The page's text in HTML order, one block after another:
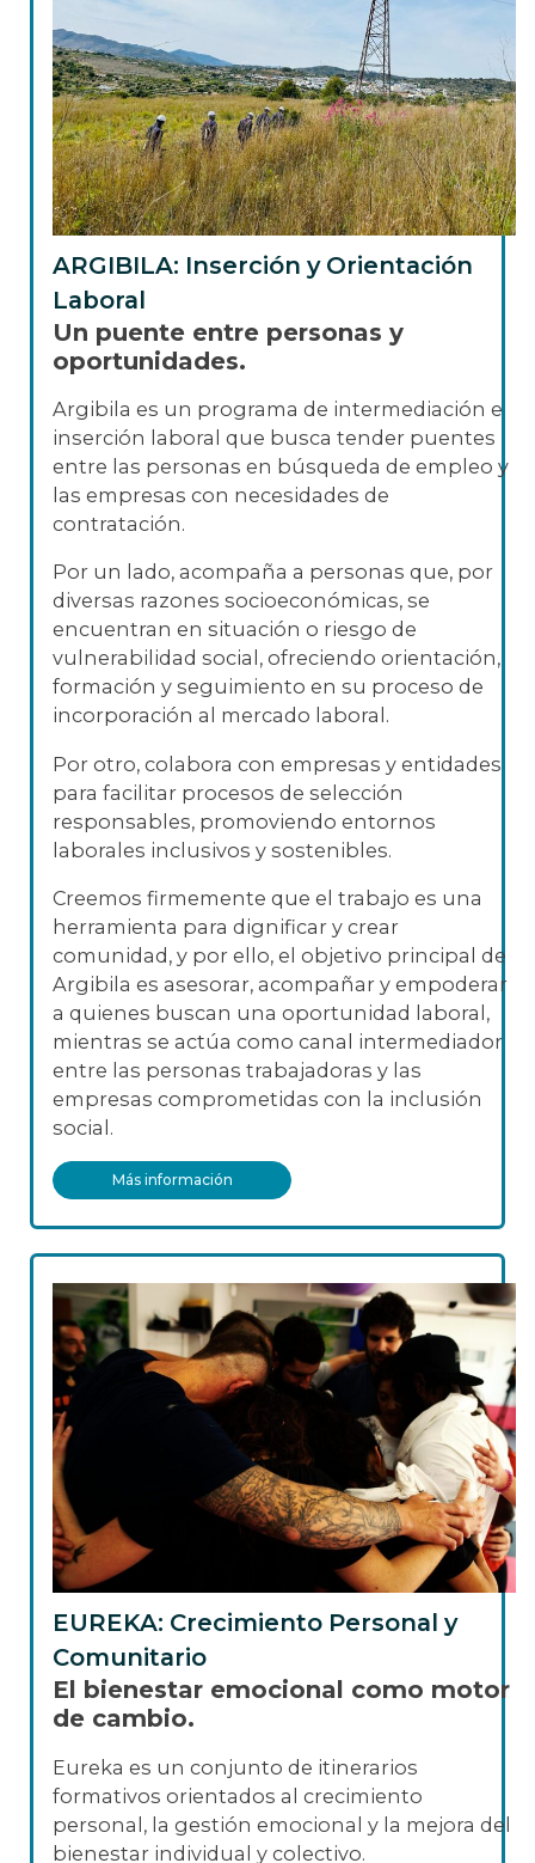
ARGIBILA: Inserción y Orientación
Laboral
Un puente entre personas y
oportunidades.
Argibila es un programa de intermediación e
inserción laboral que busca tender puentes
entre las personas en búsqueda de empleo y
las empresas con necesidades de
contratación.
Por un lado, acompaña a personas que, por
diversas razones socioeconómicas, se
encuentran en situación o riesgo de
vulnerabilidad social, ofreciendo orientación,
formación y seguimiento en su proceso de
incorporación al mercado laboral.
Por otro, colabora con empresas y entidades
para facilitar procesos de selección
responsables, promoviendo entornos
laborales inclusivos y sostenibles.
Creemos firmemente que el trabajo es una
herramienta para dignificar y crear
comunidad, y por ello, el objetivo principal de
Argibila es asesorar, acompañar y empoderar
a quienes buscan una oportunidad laboral,
mientras se actúa como canal intermediador
entre las personas trabajadoras y las
empresas comprometidas con la inclusión
social.
Más información
EUREKA: Crecimiento Personal y
Comunitario
El bienestar emocional como motor
de cambio.
Eureka es un conjunto de itinerarios
formativos orientados al crecimiento
personal, la gestión emocional y la mejora del
bienestar individual y colectivo.